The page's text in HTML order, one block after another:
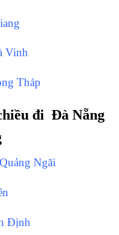
Vinh
Tháp
đi Đà Nẵng
Ngãi
Định